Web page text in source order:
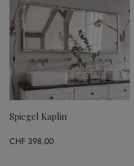
Spiegel Kaplin
CHF 398.00